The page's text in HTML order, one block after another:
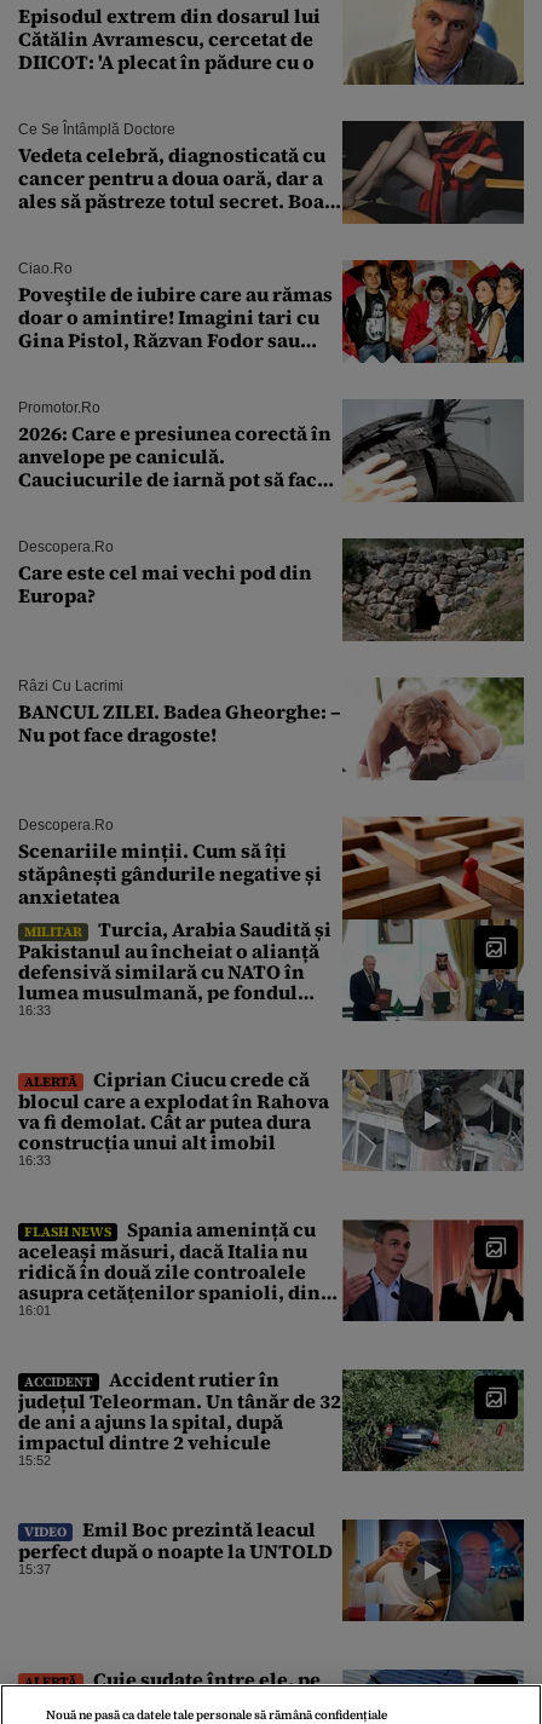
Episodul extrem din dosarul lui
Cătălin Avramescu, cercetat de
DIICOT: 'A plecat în pădure cu o
Ce Se Întâmplă Doctore
Vedeta celebră, diagnosticată cu
cancer pentru a doua oară, dar a
ales să păstreze totul secret. Boala
Ciao.ro
Poveştile de iubire care au rămas
doar o amintire! Imagini tari cu
Gina Pistol, Răzvan Fodor sau
Promotor.ro
2026: Care e presiunea corectă în
anvelope pe caniculă.
Cauciucurile de iarnă pot să facă
Descopera.ro
Care este cel mai vechi pod din
Europa?
Râzi Cu Lacrimi
BANCUL ZILEI. Badea Gheorghe: –
Nu pot face dragoste!
Descopera.ro
Scenariile minții. Cum să îți
stăpânești gândurile negative și
anxietatea
MILITAR
Turcia, Arabia Saudită și
Pakistanul au încheiat o alianță
defensivă similară cu NATO în
lumea musulmană, pe fondul
conflictelor din Orientul Mijlociu
16:33
ALERTĂ
Ciprian Ciucu crede că
blocul care a explodat în Rahova
va fi demolat. Cât ar putea dura
construcția unui alt imobil
16:33
FLASH NEWS
Spania amenință cu
aceleași măsuri, dacă Italia nu
ridică în două zile controalele
asupra cetățenilor spanioli, din
cauza crizei migrației
16:01
ACCIDENT
Accident rutier în
județul Teleorman. Un tânăr de 32
de ani a ajuns la spital, după
impactul dintre 2 vehicule
15:52
VIDEO
Emil Boc prezintă leacul
perfect după o noapte la UNTOLD
15:37
ALERTĂ
Cuie sudate între ele, pe
Nouă ne pasă ca datele tale personale să rămână confidențiale